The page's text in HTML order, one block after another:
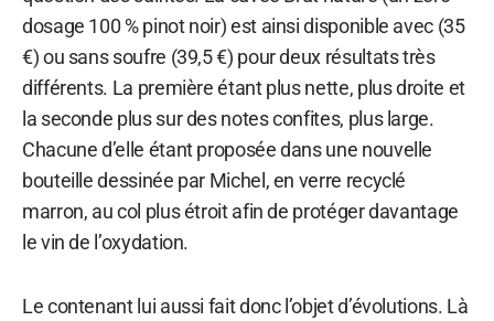
dosage 100 % pinot noir) est ainsi disponible avec (35
€) ou sans soufre (39,5 €) pour deux résultats très
différents. La première étant plus nette, plus droite et
la seconde plus sur des notes confites, plus large.
Chacune d’elle étant proposée dans une nouvelle
bouteille dessinée par Michel, en verre recyclé
marron, au col plus étroit afin de protéger davantage
le vin de l’oxydation.
Le contenant lui aussi fait donc l’objet d’évolutions. Là